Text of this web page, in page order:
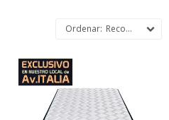
Recomendados
Una combinación de
espumas firmes y
sostenibles, altura de
colchón 29 cm y 64 cm la